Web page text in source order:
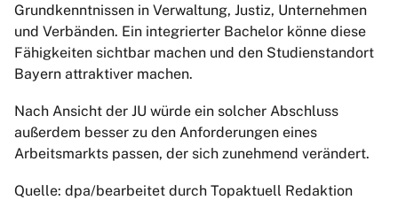
Grundkenntnissen in Verwaltung, Justiz, Unternehmen
und Verbänden. Ein integrierter Bachelor könne diese
Fähigkeiten sichtbar machen und den Studienstandort
Bayern attraktiver machen.
Nach Ansicht der JU würde ein solcher Abschluss
außerdem besser zu den Anforderungen eines
Arbeitsmarkts passen, der sich zunehmend verändert.
Quelle: dpa/bearbeitet durch Topaktuell Redaktion